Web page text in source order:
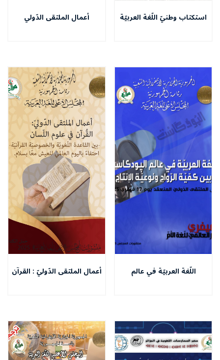
استكتاب وطنيّ اللّغة العربيّة أعمال الملتقى الدّولي
اللّغة العربيّة في عالم أعمال الملتقى الدّوليّ : القرآن